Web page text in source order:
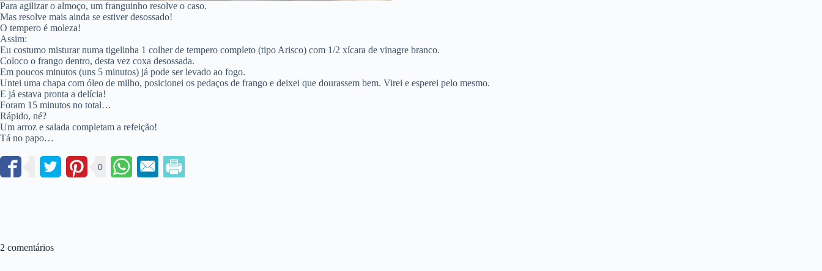
Para agilizar o almoço, um franguinho resolve o caso.
Mas resolve mais ainda se estiver desossado!
O tempero é moleza!
Assim:
Eu costumo misturar numa tigelinha 1 colher de tempero completo (tipo Arisco) com 1/2 xícara de vinagre branco.
Coloco o frango dentro, desta vez coxa desossada.
Em poucos minutos (uns 5 minutos) já pode ser levado ao fogo.
Untei uma chapa com óleo de milho, posicionei os pedaços de frango e deixei que dourassem bem. Virei e esperei pelo mesmo.
E já estava pronta a delícia!
Foram 15 minutos no total…
Rápido, né?
Um arroz e salada completam a refeição!
Tá no papo…
0
2 comentários